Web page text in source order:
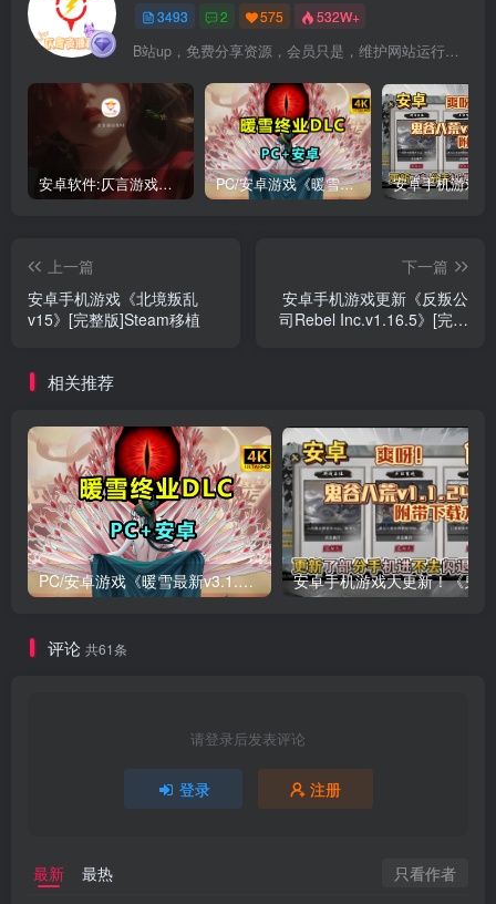
3493 2 575 532W+
B站up，免费分享资源，会员只是，维护网站运行，会员权利为可以支持本地下载，更多内容，敬请期待！
安卓软件:仄言游戏库4.0APP全新上架了！没有下的赶紧下载呀！ PC/安卓游戏《暖雪最新v3.1.0.1》终业DLC整合版！
上一篇
安卓手机游戏《北境叛乱
v15》[完整版]Steam移植
下一篇
安卓手机游戏更新《反叛公
司Rebel Inc.v1.16.5》[完整
相关推荐
PC/安卓游戏《暖雪最新v3.1.0.1》终业DLC整合版！
评论 共61条
请登录后发表评论
登录 注册
最新 最热 只看作者